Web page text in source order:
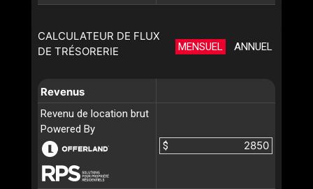
CALCULATEUR DE FLUX
DE TRÉSORERIE
MENSUEL ANNUEL
Revenus
Revenu de location brut
Powered By
$